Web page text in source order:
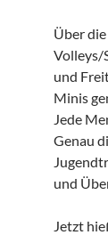
Über
Volleys/
und
Minis
Jede
Genau
und
Jetzt